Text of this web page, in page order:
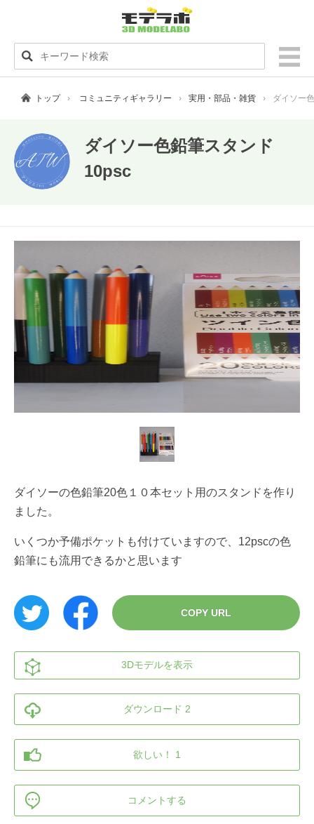
トップ コミュニティギャラリー 実用・部品・雑貨 ダイソー
ダイソー色鉛筆スタンド
10psc
ダイソーの色鉛筆20色１０本セット用のスタンドを作り
ました。
いくつか予備ポケットも付けていますので、12pscの色
鉛筆にも流用できるかと思います
COPY URL
3Dモデルを表示
ダウンロード 2
欲しい！ 1
コメントする